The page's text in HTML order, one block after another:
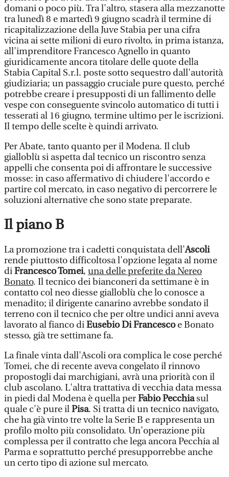
domani o poco più. Tra l'altro, stasera alla mezzanotte
tra lunedì 8 e martedì 9 giugno scadrà il termine di
ricapitalizzazione della Juve Stabia per una cifra
vicina ai sette milioni di euro rivolto, in prima istanza,
all'imprenditore Francesco Agnello in quanto
giuridicamente ancora titolare delle quote della
Stabia Capital S.r.l. poste sotto sequestro dall'autorità
giudiziaria; un passaggio cruciale pure questo, perché
potrebbe creare i presupposti di un fallimento delle
vespe con conseguente svincolo automatico di tutti i
tesserati al 16 giugno, termine ultimo per le iscrizioni.
Il tempo delle scelte è quindi arrivato.
Per Abate, tanto quanto per il Modena. Il club
gialloblù si aspetta dal tecnico un riscontro senza
appelli che consenta poi di affrontare le successive
mosse: in caso affermativo di chiudere l'accordo e
partire col mercato, in caso negativo di percorrere le
soluzioni alternative che sono state preparate.
Il piano B
La promozione tra i cadetti conquistata dell'Ascoli
rende piuttosto difficoltosa l'opzione legata al nome
diFrancesco Tomei, una delle preferite da Nereo
Bonato. Il tecnico dei bianconeri da settimane è in
contatto col neo diesse gialloblù che lo conosce a
menadito; il dirigente canarino avrebbe sondato il
terreno con il tecnico che per oltre undici anni aveva
lavorato al fianco diEusebio Di Francescoe Bonato
stesso, già tre settimane fa.
La finale vinta dall'Ascoli ora complica le cose perché
Tomei, che di recente aveva congelato il rinnovo
propostogli dai marchigiani, avrà una priorità con il
club ascolano. L'altra trattativa di vecchia data messa
in piedi dal Modena è quella perFabio Pecchiasul
quale c'è pure ilPisa. Si tratta di un tecnico navigato,
che ha già vinto tre volte la Serie B e rappresenta un
profilo molto più consolidato. Un'operazione più
complessa per il contratto che lega ancora Pecchia al
Parma e soprattutto perché presupporrebbe anche
un certo tipo di azione sul mercato.